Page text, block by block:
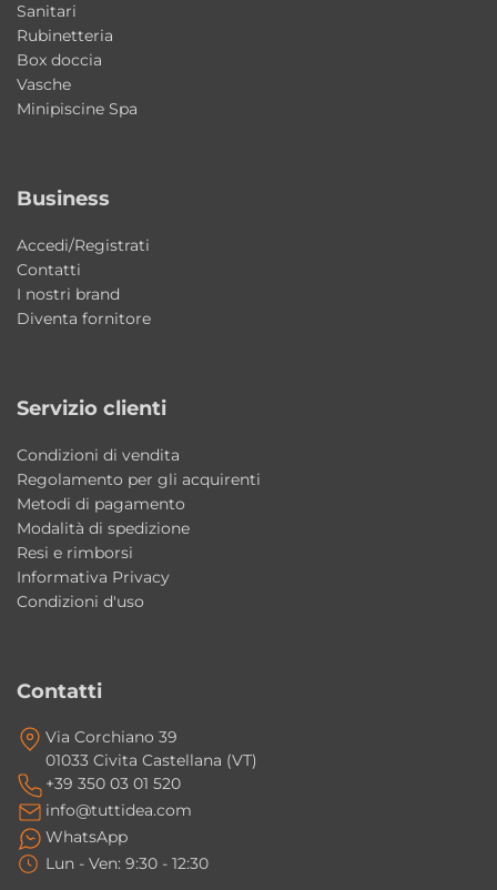
offrendo un’esperienza wellness ancora più
completa e avvolgente.
Materiali di qualità e finiture eleganti
semplice da mantenere nel tempo. La
una piacevole sensazione al contatto.
Perché scegliere Astra Colacril
praticità quotidiana. Le dimensioni
qualità costruttiva Colacril la rendono una
soluzione ideale per chi desidera creare una
zona benessere funzionale anche in bagni di
dimensioni ridotte.
Caratteristiche principali
• Capacità: 110 litri
• Materiale: Acrilico
• Finitura: Bianco Lucido
• Versione IDRO+ con 6 getti Whirlpool
• Versione IDRO-TECNO con 6 getti Whirlpool
e 12 getti Airpool
Sanitari
Rubinetteria
Box doccia
Vasche
Minipiscine Spa
Business
Accedi/Registrati
Contatti
I nostri brand
Diventa fornitore
Servizio clienti
Condizioni di vendita
Regolamento per gli acquirenti
Metodi di pagamento
Modalità di spedizione
Resi e rimborsi
Informativa Privacy
Condizioni d'uso
Contatti
Via Corchiano 39
01033 Civita Castellana (VT)
+39 350 03 01 520
info@tuttidea.com
WhatsApp
Lun - Ven: 9:30 - 12:30